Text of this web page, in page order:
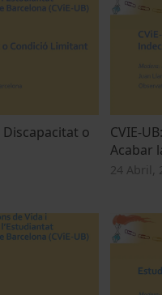
Discapacitat o
CVIE-
Acabar
24 Abril,